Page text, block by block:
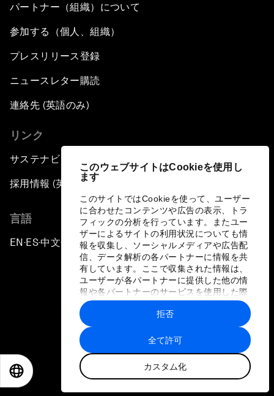
このウェブサイトはCookieを使用し
ます
このサイトではCookieを使って、ユーザー
に合わせたコンテンツや広告の表示、トラ
フィックの分析を行っています。またユー
ザーによるサイトの利用状況についても情
報を収集し、ソーシャルメディアや広告配
信、データ解析の各パートナーに情報を共
有しています。ここで収集された情報は、
ユーザーが各パートナーに提供した他の情
報や各パートナーのサービスを使用した際
に収集された情報と組み合わされ、各パー
トナーによって使用されることがありま
す。
全て許可
カスタム化
拒否
パートナー（組織）について
参加する（個人、組織）
プレスリリース登録
ニュースレター購読
連絡先 (英語のみ)
リンク
サステナビリティへの取り組み
採用情報 (英語のみ)
言語
EN ▪ES▪中文▪ 日本語
プライバシーポリシーと利用規約
サイトマップ
©
世界経済フォーラム